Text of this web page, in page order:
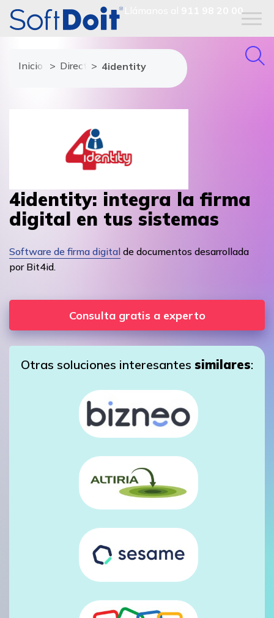
911 98 20 00
Inicio Directorio de proveedores
4identity
4identity: integra la firma
digital en tus sistemas
Software de firma digital de documentos desarrollada
por Bit4id.
Consulta gratis a experto
Otras soluciones interesantes similares: